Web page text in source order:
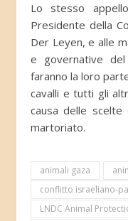
Lo stesso
Presidente della
Der Leyen, e alle
e governative
faranno la loro
cavalli e tutti gli
causa delle scelte
martoriato.
animali gaza
conflitto israeliano-
LNDC Animal